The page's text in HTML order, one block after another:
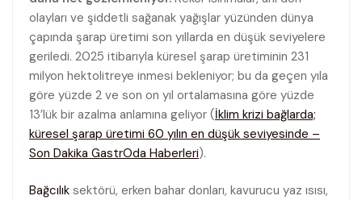
olayları ve şiddetli sağanak yağışlar yüzünden dünya
çapında şarap üretimi son yıllarda en düşük seviyelere
geriledi. 2025 itibarıyla küresel şarap üretiminin 231
milyon hektolitreye inmesi bekleniyor; bu da geçen yıla
göre yüzde 2 ve son on yıl ortalamasına göre yüzde
13’lük bir azalma anlamına geliyor (İklim krizi bağlarda;
küresel şarap üretimi 60 yılın en düşük seviyesinde –
Son Dakika GastrOda Haberleri).
Bağcılık sektörü, erken bahar donları, kavurucu yaz ısısı,